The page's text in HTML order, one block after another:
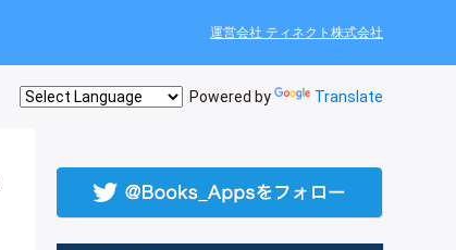
運営会社 ティネクト株式会社
Powered by Translate